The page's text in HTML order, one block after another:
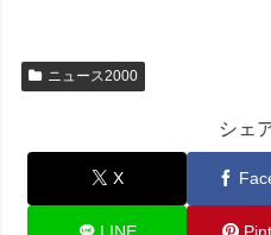
ニュース2000
シェ
X
LINE